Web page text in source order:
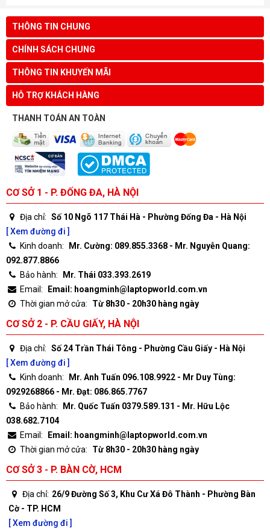
THÔNG TIN CHUNG
CHÍNH SÁCH CHUNG
THÔNG TIN KHUYẾN MÃI
HỖ TRỢ KHÁCH HÀNG
THANH TOÁN AN TOÀN
CƠ SỞ 1 - P. ĐỐNG ĐA, HÀ NỘI
Địa chỉ: Số 10 Ngõ 117 Thái Hà - Phường Đống Đa - Hà Nội
[ Xem đường đi ]
Kinh doanh:
Mr. Cường: 089.855.3368 - Mr. Nguyễn Quang:
092.877.8866
Bảo hành:
Mr. Thái 033.393.2619
Email:
Email: hoangminh@laptopworld.com.vn
Thời gian mở cửa:
Từ 8h30 - 20h30 hàng ngày
CƠ SỞ 2 - P. CẦU GIẤY, HÀ NỘI
Địa chỉ: Số 24 Trần Thái Tông - Phường Cầu Giấy - Hà Nội
[ Xem đường đi ]
Kinh doanh:
Mr. Anh Tuấn 096.108.9922 - Mr Duy Tùng:
0929268866 - Mr. Đạt: 086.865.7767
Bảo hành:
Mr. Quốc Tuấn 0379.589.131 - Mr. Hữu Lộc
038.682.7104
Email:
Email: hoangminh@laptopworld.com.vn
Thời gian mở cửa:
Từ 8h30 - 20h30 hàng ngày
CƠ SỞ 3 - P. BÀN CỜ, HCM
Địa chỉ: 26/9 Đường Số 3, Khu Cư Xá Đô Thành - Phường Bàn
Cờ - TP. HCM
[ Xem đường đi ]